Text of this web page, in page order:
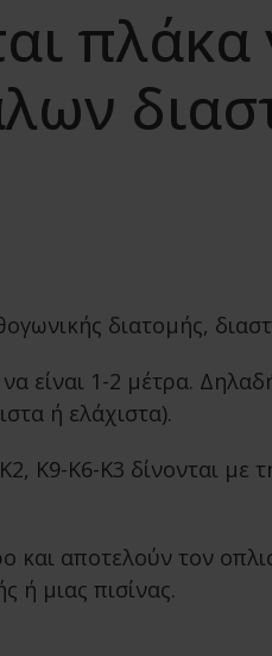
πλάκα
διατομής,
είναι 1-2 μέτρα.
ή ελάχιστα).
Κ9-Κ6-Κ3 δίνονται με
αποτελούν τον
ή μιας πισίνας.